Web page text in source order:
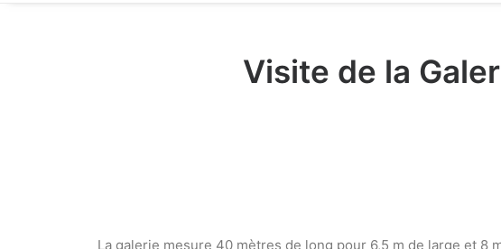
Visite de la
La galerie mesure 40 mètres de long pour 6,5 m de large et 8